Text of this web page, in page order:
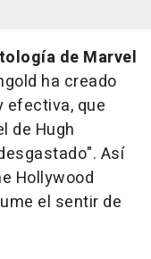
de Marvel
ha creado
efectiva, que
de Hugh
Así
Hollywood
el sentir de